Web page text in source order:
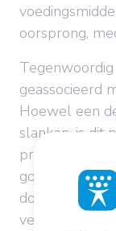
oorsprong,
geassocieerd
Hoewel een
slanken, is dit
programma.
goede
door de
verwijderen